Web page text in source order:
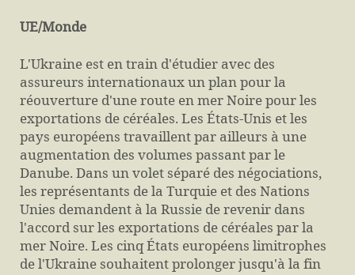
UE/Monde
L'Ukraine est en train d'étudier avec des
assureurs internationaux un plan pour la
réouverture d'une route en mer Noire pour les
exportations de céréales. Les États-Unis et les
pays européens travaillent par ailleurs à une
augmentation des volumes passant par le
Danube. Dans un volet séparé des négociations,
les représentants de la Turquie et des Nations
Unies demandent à la Russie de revenir dans
l'accord sur les exportations de céréales par la
mer Noire. Les cinq États européens limitrophes
de l'Ukraine souhaitent prolonger jusqu'à la fin